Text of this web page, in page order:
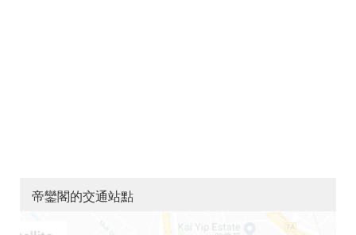
帝鑾閣的交通站點